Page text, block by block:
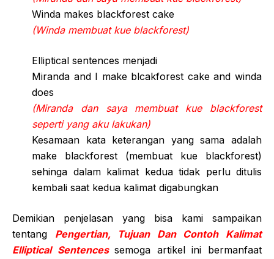
Winda makes blackforest cake
(Winda membuat kue blackforest)
Elliptical sentences menjadi
Miranda and I make blcakforest cake and winda
does
(Miranda dan saya membuat kue blackforest
seperti yang aku lakukan)
Kesamaan kata keterangan yang sama adalah
make blackforest (membuat kue blackforest)
sehinga dalam kalimat kedua tidak perlu ditulis
kembali saat kedua kalimat digabungkan
Demikian penjelasan yang bisa kami sampaikan
tentang Pengertian, Tujuan Dan Contoh Kalimat
Elliptical Sentences semoga artikel ini bermanfaat